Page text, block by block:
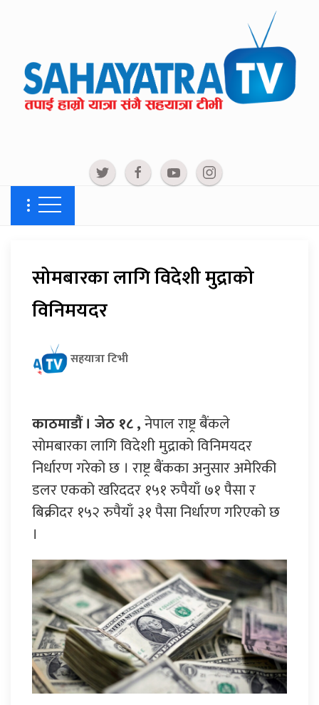
सोमबारका लागि विदेशी मुद्राको
विनिमयदर
सहयात्रा टिभी
काठमाडौं । जेठ १८ ,नेपाल राष्ट्र बैंकले
सोमबारका लागि विदेशी मुद्राको विनिमयदर
निर्धारण गरेको छ । राष्ट्र बैंकका अनुसार अमेरिकी
डलर एकको खरिददर १५१ रुपैयाँ ७१ पैसा र
बिक्रीदर १५२ रुपैयाँ ३१ पैसा निर्धारण गरिएको छ
।